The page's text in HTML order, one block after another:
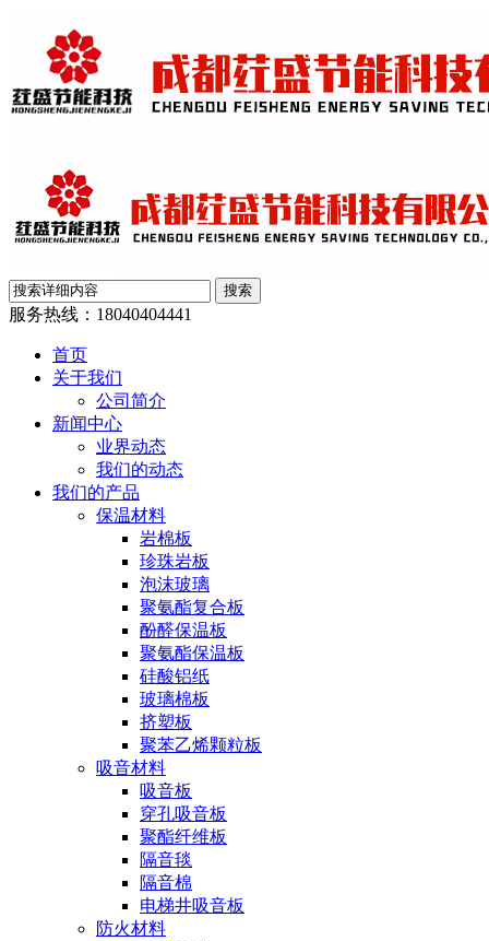
服务热线： 18040404441
首页
关于我们
公司简介
新闻中心
业界动态
我们的动态
我们的产品
保温材料
岩棉板
珍珠岩板
泡沫玻璃
聚氨酯复合板
酚醛保温板
聚氨酯保温板
硅酸铝纸
玻璃棉板
挤塑板
聚苯乙烯颗粒板
吸音材料
吸音板
穿孔吸音板
聚酯纤维板
隔音毯
隔音棉
电梯井吸音板
防火材料